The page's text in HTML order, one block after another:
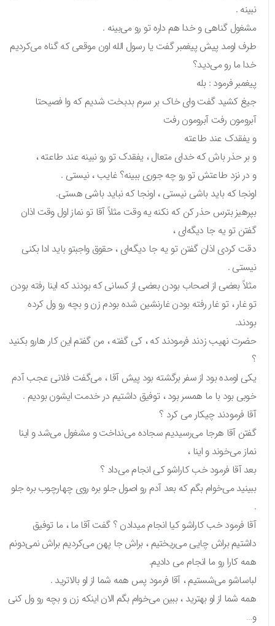
نبینه .
مشغول گناهی و خدا هم داره تو رو می‌بینه .
طرف اومد پیش پیغمبر گفت یا رسول الله اون موقعی که گناه می‌کردیم
خدا ما رو می‌دید؟
پیغمبر فرمود : بله
جیغ کشید گفت وای خاک بر سرم بدبخت شدیم که وا فصیحتا
آبرومون رفت آبرومون رفت
و یفقدک عند طاعته
و بر حذر باش که خدای متعال ، یفقدک تو رو نبینه عند طاعته ،
و در نزد طاعتش تو رو چه جوری ببینه؟ غایب ، نیستی .
اونجا که باید باشی نیستی ، اونجا که نباید باشی هستی.
بپرهیز بترس حذر کن که نکنه یه وقت مثلاً آقا تو نماز اول وقت اذان
گفتن تو یه جا دیگه‌ای ،
دقت کردی اذان گفتن تو یه جا دیگه‌ای ، حقوق واجبتو باید ادا بکنی
نیستی .
مثلاً بعضی از اصحاب بودن بعضی از کسانی که بودند که اینا رفته بودن
تو غار ، تو غار رفته بودن غارنشین شده بودم زن و بچه رو ول کرده
بودند.
حضرت نهیب زدند فرمودند که ، کی گفته ، من گفتم این کار هارو بکنید
یکی اومده بود از سفر برگشته بود پیش آقا ، می‌گفت فلانی عجب آدم
خوبی بود با ما همسر بود ، توفیق داشتیم در خدمت ایشون بودیم .
آقا فرمودند چیکار می کرد ؟
گفتن آقا هرجا می‌رسیدیم سجاده می‌نداخت و مشغول می‌شد و اینا
نماز می‌خوند و اینا ،
بعد آقا فرمود خب کاراشو کی انجام می‌داد ؟
ببینید می‌خوام بگم که بعد آدم رو اصول جلو بره روی چهارچوب بره جلو
آقا فرمود خب کاراشو کیا انجام میدادن ؟ گفت آقا ما ، ما توفیق
داشتیم براش چایی می‌ریختیم ، براش جا پهن می‌کردیم براش نمی‌دونم
همه کارا رو ما انجام می دادیم.
لباساشو می‌شستیم ، آقا فرمود پس همه شما از او بالاترید .
همه شما از او بهترید ، ببین می‌خوام بگم الان اینکه زن و بچه رو ول کنی
و…